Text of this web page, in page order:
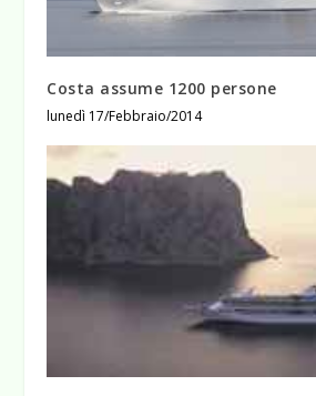
Costa assume 1200 persone
lunedì 17/Febbraio/2014